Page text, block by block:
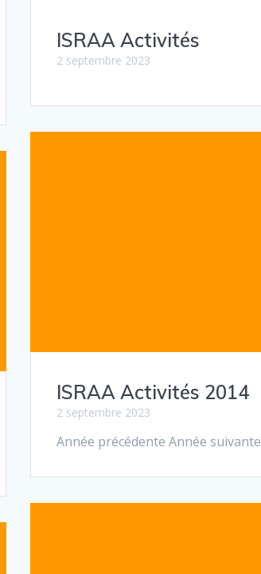
ISRAA Activités
2 septembre 2023
ISRAA Activités 2014
2 septembre 2023
Année précédente Année suivante